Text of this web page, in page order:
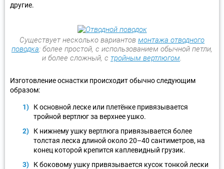
другие.
Существует несколько вариантов монтажа отводного
поводка: более простой, с использованием обычной петли,
и более сложный, с тройным вертлюгом.
Изготовление оснастки происходит обычно следующим
образом:
К основной леске или плетёнке привязывается
тройной вертлюг за верхнее ушко.
К нижнему ушку вертлюга привязывается более
толстая леска длиной около 20–40 сантиметров, на
конец которой крепится каплевидный грузик.
К боковому ушку привязывается кусок тонкой лески